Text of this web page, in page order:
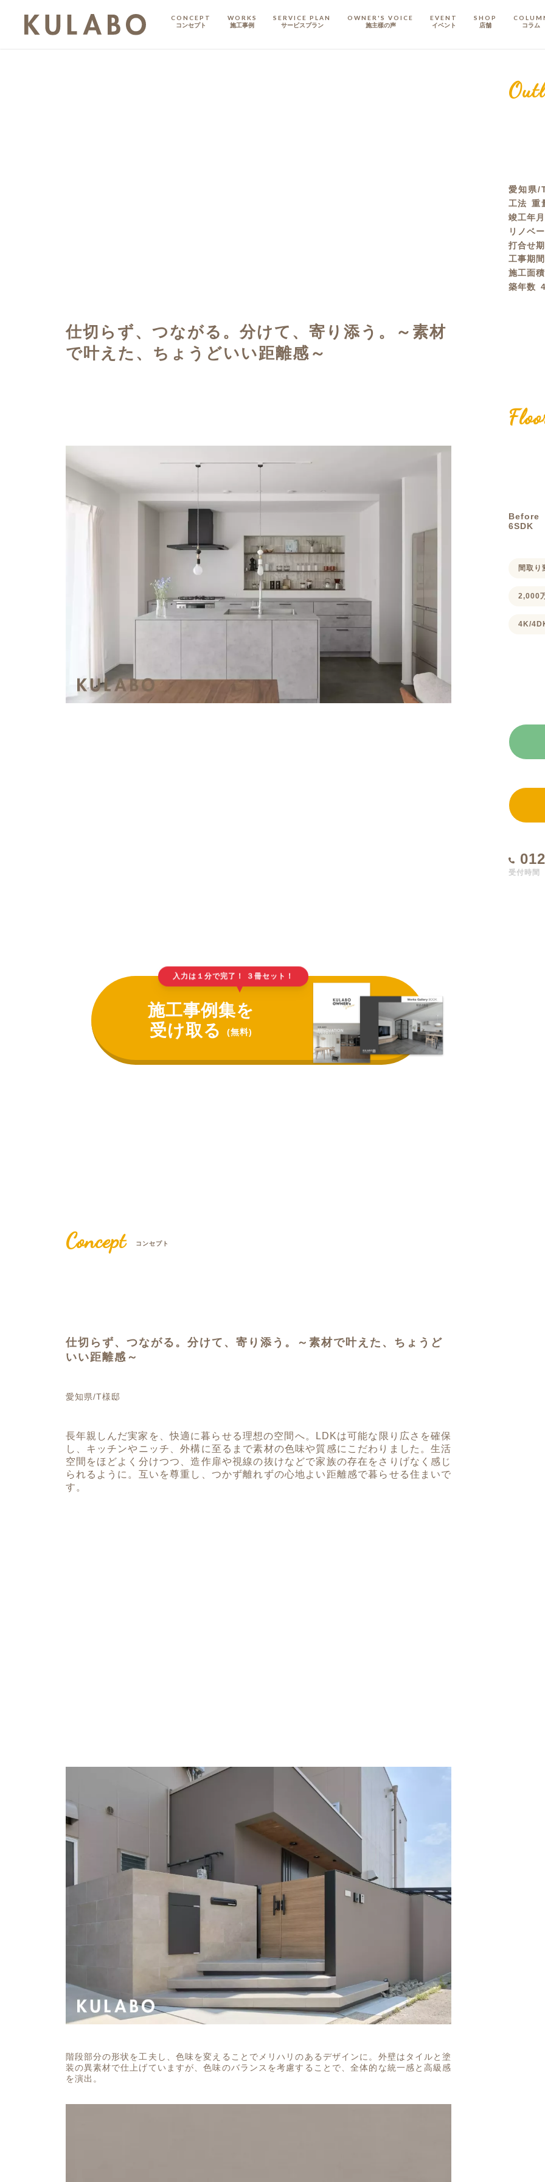
CONCEPT
コンセプト
WORKS
施工事例
SERVICE PLAN
サービスプラン
OWNER'S VOICE
施主樣の声
EVENT
イベント
SHOP
店舗 コラム
仕切らず、つながる。分けて、寄り添う。～素材
で叶えた、ちょうどいい距離感～
入力は１分で完了！ ３冊セット！
▲
施工事例集を
受け取る(無料)
Concept コンセプト
仕切らず、つながる。分けて、寄り添う。～素材で叶えた、ちょうど
いい距離感～
愛知県/T様邸
長年親しんだ実家を、快適に暮らせる理想の空間へ。LDKは可能な限り広さを確保
し、キッチンやニッチ、外構に至るまで素材の色味や質感にこだわりました。生活
空間をほどよく分けつつ、造作扉や視線の抜けなどで家族の存在をさりげなく感じ
られるように。互いを尊重し、つかず離れずの心地よい距離感で暮らせる住まいで
す。
階段部分の形状を工夫し、色味を変えることでメリハリのあるデザインに。外壁はタイルと塗
装の異素材で仕上げていますが、色味のバランスを考慮することで、全体的な統一感と高級感
を演出。
愛知県/
工法 重
竣工年月
リノベ
打合せ
工事期間
施工面積
築年数
Before
6SDK
間取り
2,000
4K/
受付時